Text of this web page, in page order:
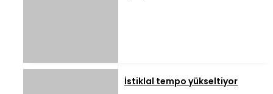
İstiklal tempo yükseltiyor